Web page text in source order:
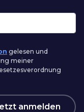
gelesen und
meiner
anmelden